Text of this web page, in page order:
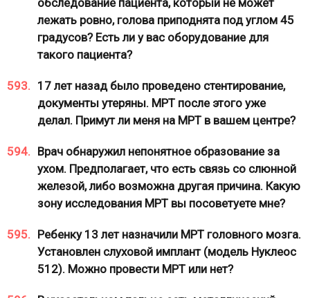
обследование пациента, который не может
лежать ровно, голова приподнята под углом 45
градусов? Есть ли у вас оборудование для
такого пациента?
593. 17 лет назад было проведено стентирование,
документы утеряны. МРТ после этого уже
делал. Примут ли меня на МРТ в вашем центре?
594. Врач обнаружил непонятное образование за
ухом. Предполагает, что есть связь со слюнной
железой, либо возможна другая причина. Какую
зону исследования МРТ вы посоветуете мне?
595. Ребенку 13 лет назначили МРТ головного мозга.
Установлен слуховой имплант (модель Нуклеос
512). Можно провести МРТ или нет?